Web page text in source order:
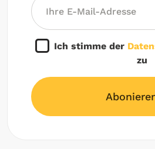
Ich stimme der
zu